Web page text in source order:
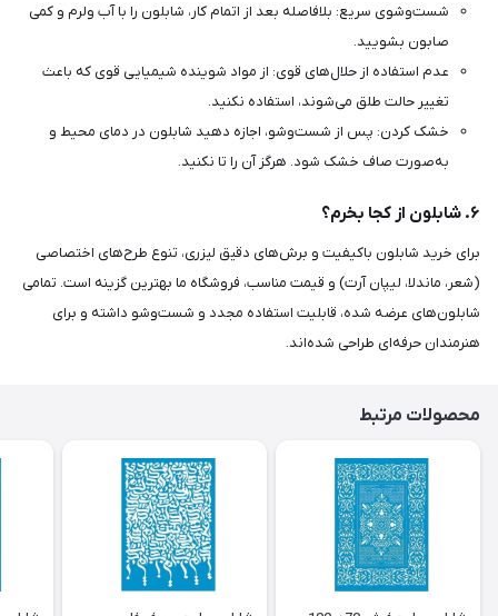
شست‌وشوی سریع: بلافاصله بعد از اتمام کار، شابلون را با آب ولرم و کمی
صابون بشویید.
عدم استفاده از حلال‌های قوی: از مواد شوینده شیمیایی قوی که باعث
تغییر حالت طلق می‌شوند، استفاده نکنید.
خشک کردن: پس از شست‌وشو، اجازه دهید شابلون در دمای محیط و
به‌صورت صاف خشک شود. هرگز آن را تا نکنید.
۶. شابلون از کجا بخرم؟
برای خرید شابلون باکیفیت و برش‌های دقیق لیزری، تنوع طرح‌های اختصاصی
(شعر، ماندلا، لیپان آرت) و قیمت مناسب، فروشگاه ما بهترین گزینه است. تمامی
شابلون‌های عرضه شده، قابلیت استفاده مجدد و شست‌وشو داشته و برای
هنرمندان حرفه‌ای طراحی شده‌اند.
محصولات مرتبط